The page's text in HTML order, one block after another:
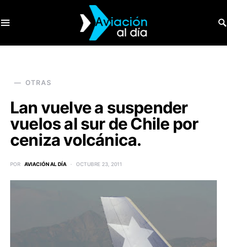
OTRAS
Lan vuelve a suspender
vuelos al sur de Chile por
ceniza volcánica.
POR AVIACIÓN AL DÍA OCTUBRE 23, 2011